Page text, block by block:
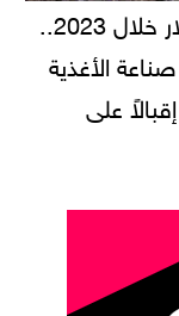
حجم استثمارات يصل لـ 94 مليار دولار خلال 2023..
الأغذية
على